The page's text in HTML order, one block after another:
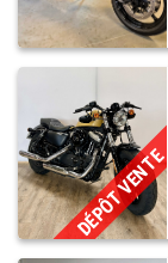
DÉPÔT VENTE